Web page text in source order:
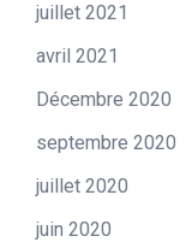
juillet 2021
avril 2021
Décembre 2020
septembre 2020
juillet 2020
juin 2020